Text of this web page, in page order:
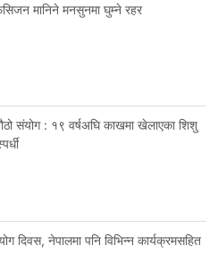
मानिने मनसुनमा घुम्ने रहर
संयोग : १९ वर्षअघि काखमा खेलाएका शिशु
दिवस, नेपालमा पनि विभिन्न कार्यक्रमसहित